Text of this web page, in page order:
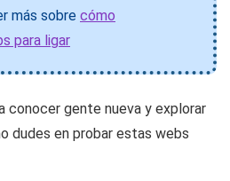
más sobre cómo
para ligar
conocer gente nueva y explorar
dudes en probar estas webs